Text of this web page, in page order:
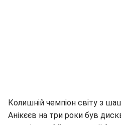
Колишній чемпіон світу з
Анікєєв на три роки був